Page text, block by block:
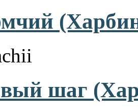
шаг